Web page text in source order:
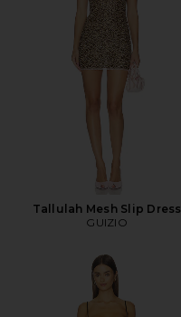
Tallulah Mesh Slip Dress
GUIZIO